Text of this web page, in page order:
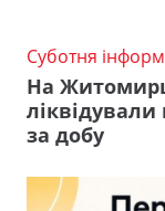
Суботня
На
за добу